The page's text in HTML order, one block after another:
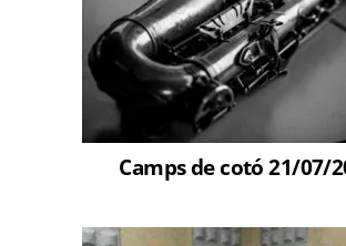
Camps de cotó 21/07/